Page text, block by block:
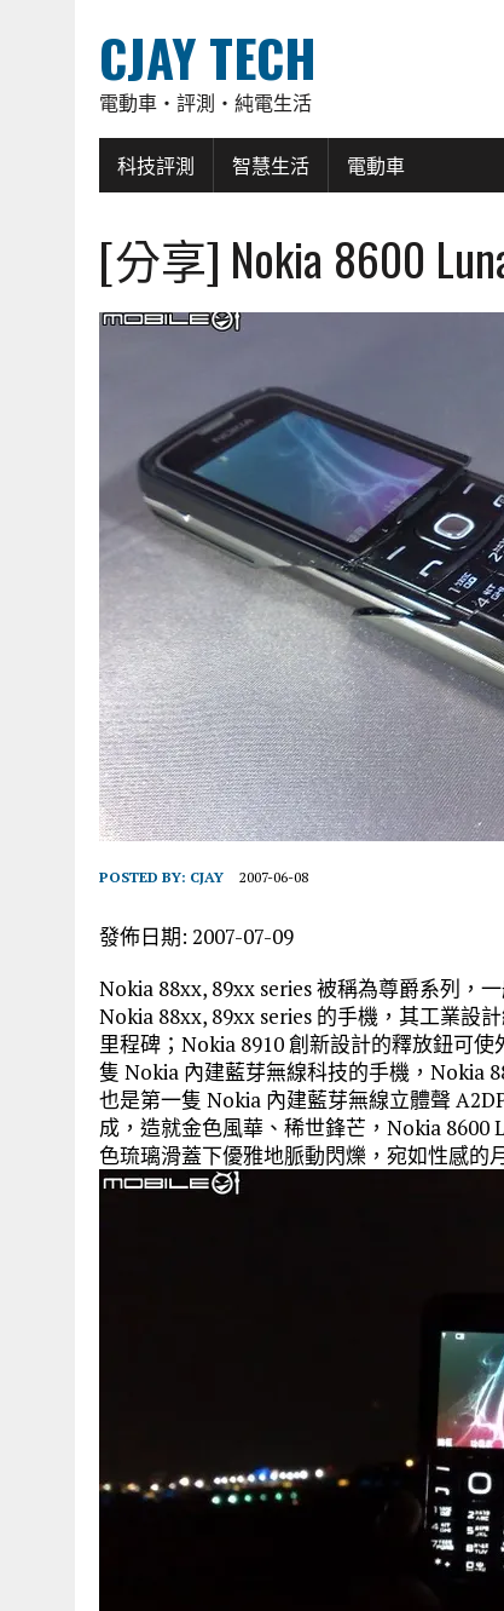
CJAY TECH
電動車・評測・純電生活
科技評測 智慧生活 電動車
[分享] Nokia 8600
POSTED BY: CJAY 2007-06-08
發佈日期: 2007-07-09
Nokia 88xx, 89xx series 被稱為尊爵系列，
Nokia 88xx, 89xx series 的手機，其工業設
里程碑；Nokia 8910 創新設計的釋放鈕可
隻 Nokia 內建藍芽無線科技的手機，Nokia
也是第一隻 Nokia 內建藍芽無線立體聲
成，造就金色風華、稀世鋒芒，Nokia
色琉璃滑蓋下優雅地脈動閃爍，宛如性感的